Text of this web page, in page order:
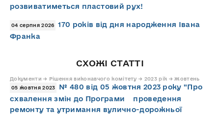
розвиватиметься пластовий рух!
04 серпня 2026
170 років від дня народження Івана
Франка
СХОЖІ СТАТТІ
Документи → Рішення виконавчого комітету → 2023 рік → Жовтень
05 жовтня 2023
№ 480 від 05 жовтня 2023 року "Про
схвалення змін до Програми проведення
ремонту та утримання вулично-дорожньої